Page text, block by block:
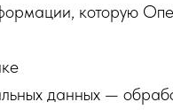
которую
данных —